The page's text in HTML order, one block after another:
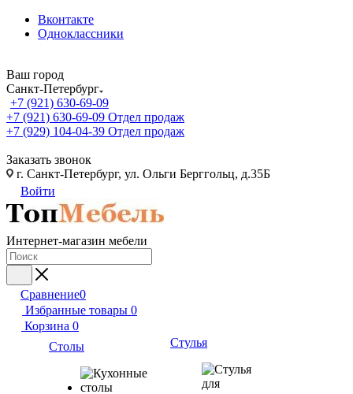
Вконтакте
Одноклассники
Ваш город
Санкт-Петербург
+7 (921) 630-69-09
+7 (921) 630-69-09 Отдел продаж
+7 (929) 104-04-39 Отдел продаж
Заказать звонок
г. Санкт-Петербург, ул. Ольги Берггольц, д.35Б
Войти
Интернет-магазин мебели
Сравнение0
Избранные товары 0
Корзина 0
Столы Стулья